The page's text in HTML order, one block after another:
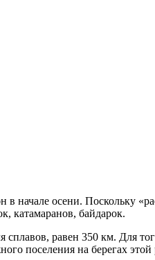
осени. Поскольку
катамаранов, байдарок.
равен 350 км. Для
поселения на берегах